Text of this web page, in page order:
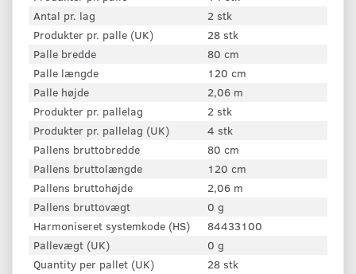
Antal pr. lag
2 stk
Produkter pr. palle (UK)
28 stk
Palle bredde
80 cm
Palle længde
120 cm
Palle højde
2,06 m
Produkter pr. pallelag
2 stk
Produkter pr. pallelag (UK)
4 stk
Pallens bruttobredde
80 cm
Pallens bruttolængde
120 cm
Pallens bruttohøjde
2,06 m
Pallens bruttovægt
0 g
Harmoniseret systemkode (HS)
84433100
Pallevægt (UK)
0 g
Quantity per pallet (UK)
28 stk